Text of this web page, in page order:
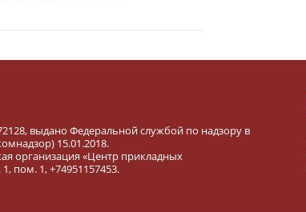
выдано Федеральной службой по надзору в
15.01.2018.
организация «Центр прикладных
пом. 1, +74951157453.